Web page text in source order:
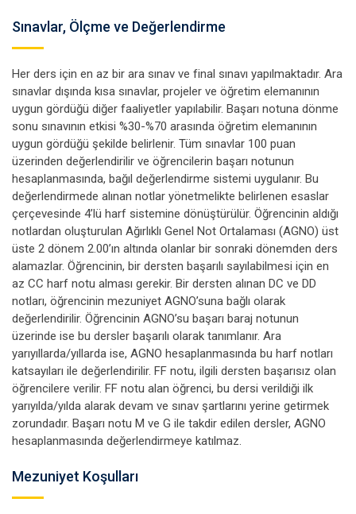
Sınavlar, Ölçme ve Değerlendirme
Her ders için en az bir ara sınav ve final sınavı yapılmaktadır. Ara
sınavlar dışında kısa sınavlar, projeler ve öğretim elemanının
uygun gördüğü diğer faaliyetler yapılabilir. Başarı notuna dönme
sonu sınavının etkisi %30-%70 arasında öğretim elemanının
uygun gördüğü şekilde belirlenir. Tüm sınavlar 100 puan
üzerinden değerlendirilir ve öğrencilerin başarı notunun
hesaplanmasında, bağıl değerlendirme sistemi uygulanır. Bu
değerlendirmede alınan notlar yönetmelikte belirlenen esaslar
çerçevesinde 4’lü harf sistemine dönüştürülür. Öğrencinin aldığı
notlardan oluşturulan Ağırlıklı Genel Not Ortalaması (AGNO) üst
üste 2 dönem 2.00’ın altında olanlar bir sonraki dönemden ders
alamazlar. Öğrencinin, bir dersten başarılı sayılabilmesi için en
az CC harf notu alması gerekir. Bir dersten alınan DC ve DD
notları, öğrencinin mezuniyet AGNO’suna bağlı olarak
değerlendirilir. Öğrencinin AGNO’su başarı baraj notunun
üzerinde ise bu dersler başarılı olarak tanımlanır. Ara
yarıyıllarda/yıllarda ise, AGNO hesaplanmasında bu harf notları
katsayıları ile değerlendirilir. FF notu, ilgili dersten başarısız olan
öğrencilere verilir. FF notu alan öğrenci, bu dersi verildiği ilk
yarıyılda/yılda alarak devam ve sınav şartlarını yerine getirmek
zorundadır. Başarı notu M ve G ile takdir edilen dersler, AGNO
hesaplanmasında değerlendirmeye katılmaz.
Mezuniyet Koşulları